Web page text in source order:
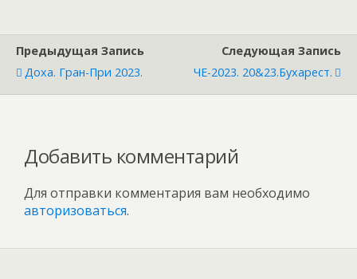
Предыдущая Запись
Доха. Гран-При 2023.
Следующая Запись
ЧЕ-2023. 20&23.Бухарест.
Добавить комментарий
Для отправки комментария вам необходимо
авторизоваться.